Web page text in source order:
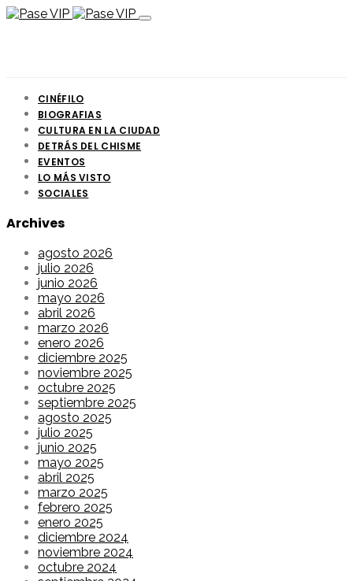
CINÉFILO
BIOGRAFIAS
CULTURA EN LA CIUDAD
DETRÁS DEL CHISME
EVENTOS
LO MÁS VISTO
SOCIALES
Archives
agosto 2026
julio 2026
junio 2026
mayo 2026
abril 2026
marzo 2026
enero 2026
diciembre 2025
noviembre 2025
octubre 2025
septiembre 2025
agosto 2025
julio 2025
junio 2025
mayo 2025
abril 2025
marzo 2025
febrero 2025
enero 2025
diciembre 2024
noviembre 2024
octubre 2024